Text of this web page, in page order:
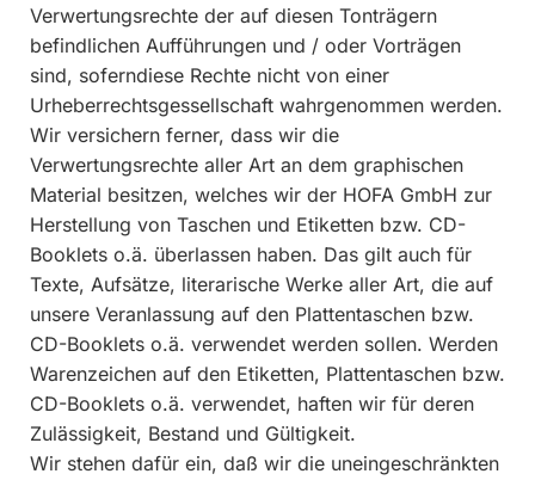
Verwertungsrechte der auf diesen Tonträgern
befindlichen Aufführungen und / oder Vorträgen
sind, soferndiese Rechte nicht von einer
Urheberrechtsgessellschaft wahrgenommen werden.
Wir versichern ferner, dass wir die
Verwertungsrechte aller Art an dem graphischen
Material besitzen, welches wir der HOFA GmbH zur
Herstellung von Taschen und Etiketten bzw. CD-
Booklets o.ä. überlassen haben. Das gilt auch für
Texte, Aufsätze, literarische Werke aller Art, die auf
unsere Veranlassung auf den Plattentaschen bzw.
CD-Booklets o.ä. verwendet werden sollen. Werden
Warenzeichen auf den Etiketten, Plattentaschen bzw.
CD-Booklets o.ä. verwendet, haften wir für deren
Zulässigkeit, Bestand und Gültigkeit.
Wir stehen dafür ein, daß wir die uneingeschränkten